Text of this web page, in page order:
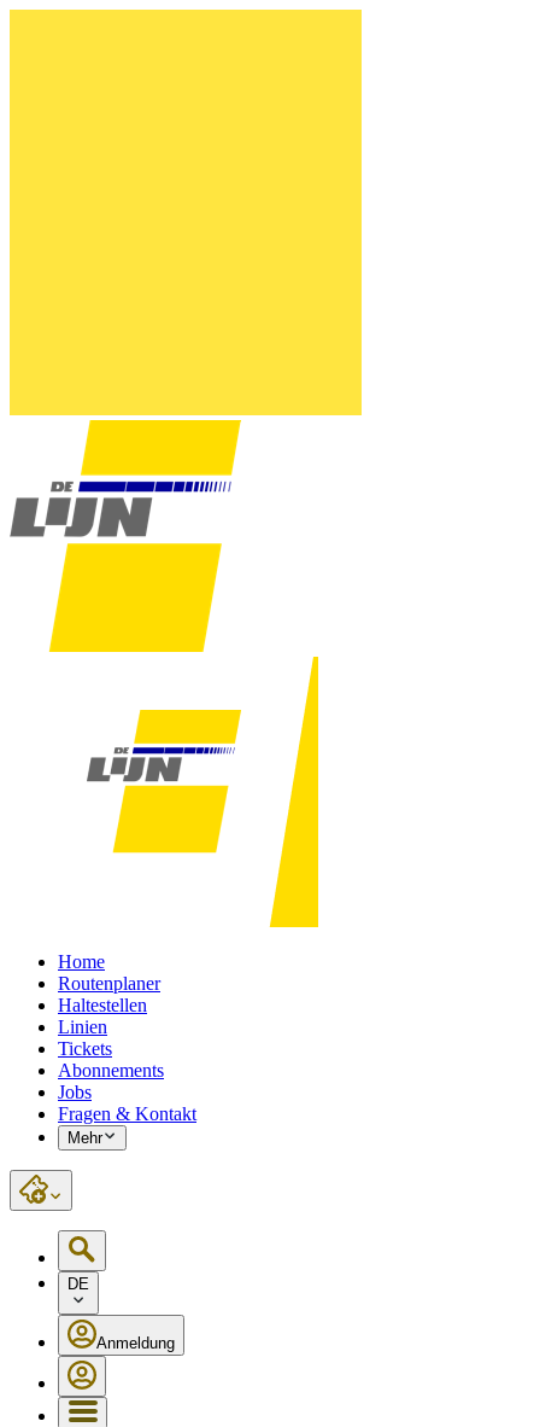
Home
Routenplaner
Haltestellen
Linien
Tickets
Abonnements
Jobs
Fragen & Kontakt
Mehr
DE
Anmeldung